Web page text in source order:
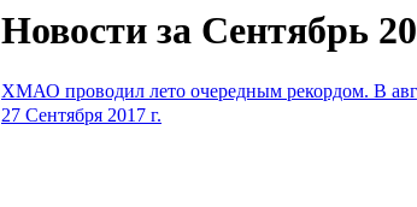
Новости за Сентябрь
ХМАО проводил лето очередным рекордом. В
27 Сентября 2017 г.